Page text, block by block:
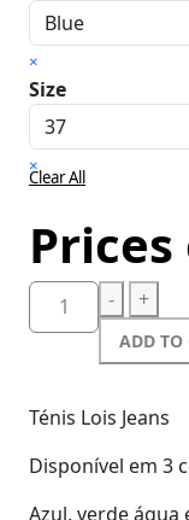
×
Size
×
Clear All
- +
ADD TO
Ténis Lois Jeans
Disponível em 3
Azul, verde água